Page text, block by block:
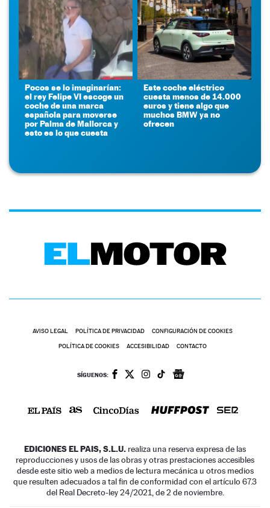
Pocos se lo imaginarían:
el rey Felipe VI escoge un
coche de una marca
española para moverse
por Palma de Mallorca y
esto es lo que cuesta
Este coche eléctrico
cuesta menos de 14.000
euros y tiene algo que
muchos BMW ya no
ofrecen
AVISO LEGAL POLÍTICA DE PRIVACIDAD CONFIGURACIÓN DE COOKIES
POLÍTICA DE COOKIES ACCESIBILIDAD CONTACTO
SÍGUENOS:
EDICIONES EL PAIS, S.L.U. realiza una reserva expresa de las
reproducciones y usos de las obras y otras prestaciones accesibles
desde este sitio web a medios de lectura mecánica u otros medios
que resulten adecuados a tal fin de conformidad con el artículo 67.3
del Real Decreto-ley 24/2021, de 2 de noviembre.